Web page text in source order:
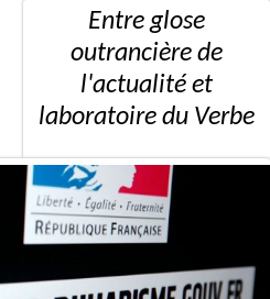
Entre glose
outrancière de
l'actualité et
laboratoire du Verbe